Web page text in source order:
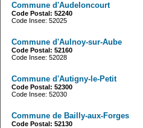
Commune d'Audeloncourt
Code Postal: 52240
Code Insee: 52025
Commune d'Aulnoy-sur-Aube
Code Postal: 52160
Code Insee: 52028
Commune d'Autigny-le-Petit
Code Postal: 52300
Code Insee: 52030
Commune de Bailly-aux-Forges
Code Postal: 52130